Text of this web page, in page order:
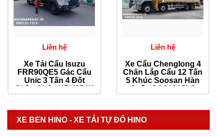
Liên hệ
Xe Tải Cẩu Isuzu
FRR90QE5 Gác Cẩu
Unic 3 Tấn 4 Đốt
Chân Chéo URV374K
Liên hệ
Xe Cẩu Chenglong 4
Chân Lắp Cẩu 12 Tấn
5 Khúc Soosan Hàn
Quốc SCS1015LS
XE BEN HINO - XE TẢI TỰ ĐỔ HINO